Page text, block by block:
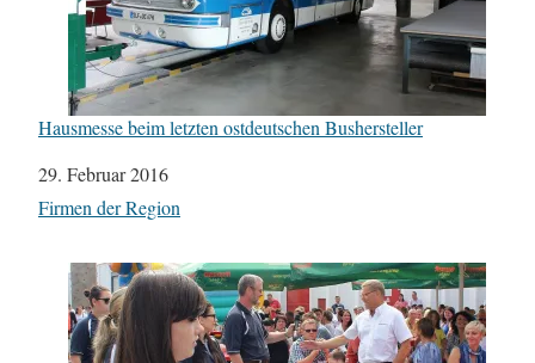
Hausmesse beim letzten ostdeutschen Bushersteller
Datum
29. Februar 2016
In Bezug auf
Firmen der Region